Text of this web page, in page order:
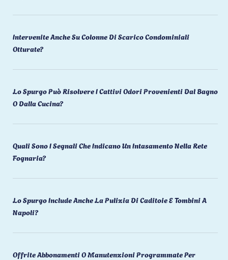
Intervenite Anche Su Colonne Di Scarico Condominiali
Otturate?
Lo Spurgo Può Risolvere I Cattivi Odori Provenienti Dal Bagno
O Dalla Cucina?
Quali Sono I Segnali Che Indicano Un Intasamento Nella Rete
Fognaria?
Lo Spurgo Include Anche La Pulizia Di Caditoie E Tombini A
Napoli?
Offrite Abbonamenti O Manutenzioni Programmate Per